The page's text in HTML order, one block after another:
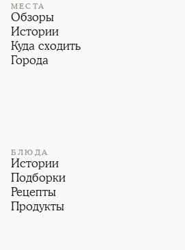
МЕСТА
Обзоры
Истории
Куда сходить
Города
БЛЮДА
Истории
Подборки
Рецепты
Продукты